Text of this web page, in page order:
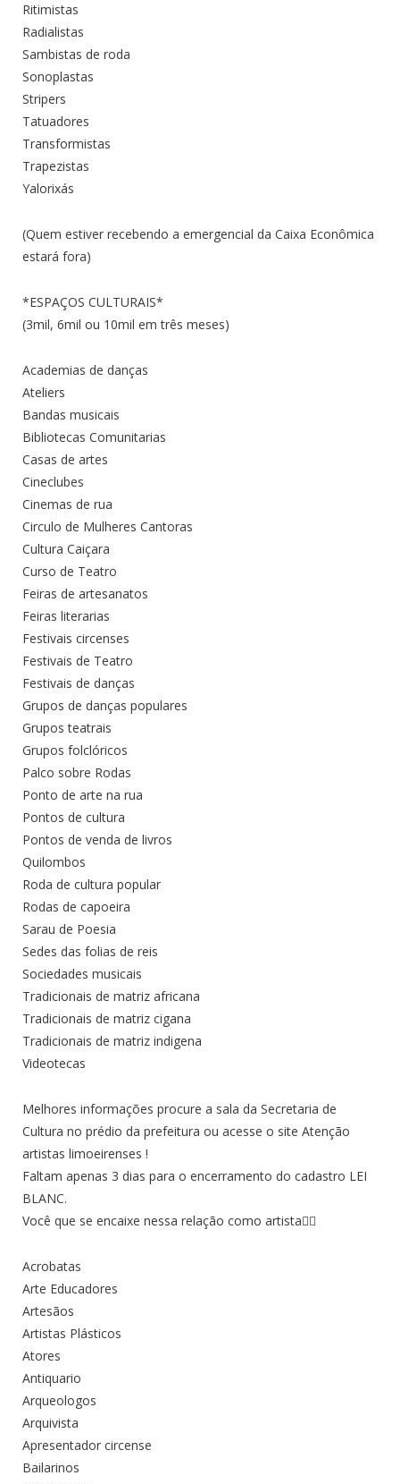
Ritimistas
Radialistas
Sambistas de roda
Sonoplastas
Stripers
Tatuadores
Transformistas
Trapezistas
Yalorixás
(Quem estiver recebendo a emergencial da Caixa Econômica
estará fora)
*ESPAÇOS CULTURAIS*
(3mil, 6mil ou 10mil em três meses)
Academias de danças
Ateliers
Bandas musicais
Bibliotecas Comunitarias
Casas de artes
Cineclubes
Cinemas de rua
Circulo de Mulheres Cantoras
Cultura Caiçara
Curso de Teatro
Feiras de artesanatos
Feiras literarias
Festivais circenses
Festivais de Teatro
Festivais de danças
Grupos de danças populares
Grupos teatrais
Grupos folclóricos
Palco sobre Rodas
Ponto de arte na rua
Pontos de cultura
Pontos de venda de livros
Quilombos
Roda de cultura popular
Rodas de capoeira
Sarau de Poesia
Sedes das folias de reis
Sociedades musicais
Tradicionais de matriz africana
Tradicionais de matriz cigana
Tradicionais de matriz indigena
Videotecas
Melhores informações procure a sala da Secretaria de
Cultura no prédio da prefeitura ou acesse o site Atenção
artistas limoeirenses !
Faltam apenas 3 dias para o encerramento do cadastro LEI
BLANC.
Você que se encaixe nessa relação como artista👇🏾
Acrobatas
Arte Educadores
Artesãos
Artistas Plásticos
Atores
Antiquario
Arqueologos
Arquivista
Apresentador circense
Bailarinos